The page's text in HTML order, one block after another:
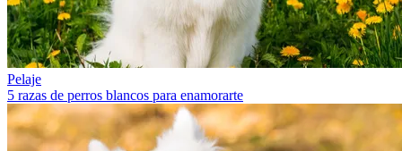
Pelaje
5 razas de perros blancos para enamorarte